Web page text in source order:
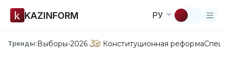
KAZINFORM РУ
Тренды:Выборы-2026 Конституционная реформа